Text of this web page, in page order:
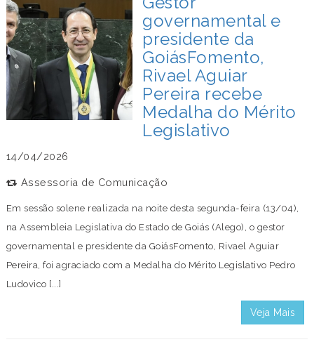
governamental e
presidente da
GoiásFomento,
Rivael Aguiar
Pereira recebe
Medalha do Mérito
Legislativo
14/04/2026
Assessoria de Comunicação
Em sessão solene realizada na noite desta segunda-feira (13/04),
na Assembleia Legislativa do Estado de Goiás (Alego), o gestor
governamental e presidente da GoiásFomento, Rivael Aguiar
Pereira, foi agraciado com a Medalha do Mérito Legislativo Pedro
Ludovico [...]
Veja Mais